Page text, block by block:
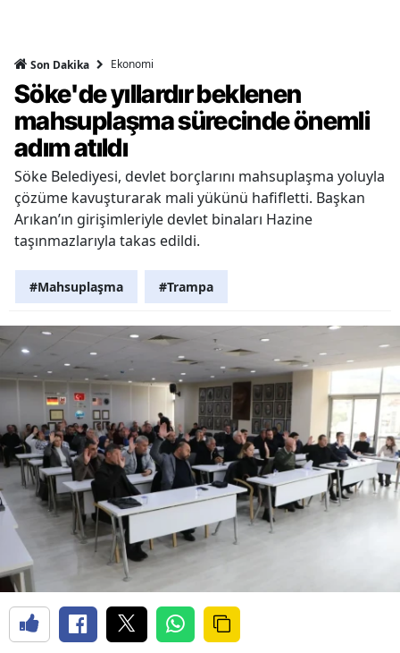
Son Dakika Ekonomi
Söke'de yıllardır beklenen
mahsuplaşma sürecinde önemli
adım atıldı
Söke Belediyesi, devlet borçlarını mahsuplaşma yoluyla
çözüme kavuşturarak mali yükünü hafifletti. Başkan
Arıkan’ın girişimleriyle devlet binaları Hazine
taşınmazlarıyla takas edildi.
#Mahsuplaşma #Trampa